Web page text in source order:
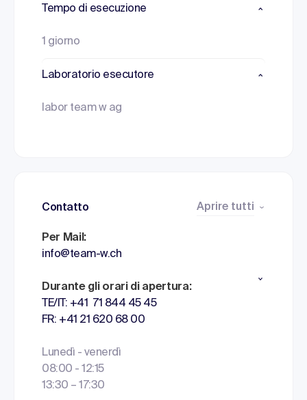
Tempo di esecuzione
1 giorno
Laboratorio esecutore
labor team w ag
Contatto Aprire tutti
Per Mail:
info@team-w.ch
Durante gli orari di apertura:
TE/IT: +41 71 844 45 45
FR: +41 21 620 68 00
Lunedì - venerdì
08:00 - 12:15
13:30 – 17:30